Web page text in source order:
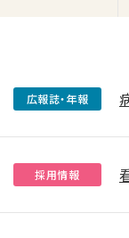
広報誌・年報
採用情報